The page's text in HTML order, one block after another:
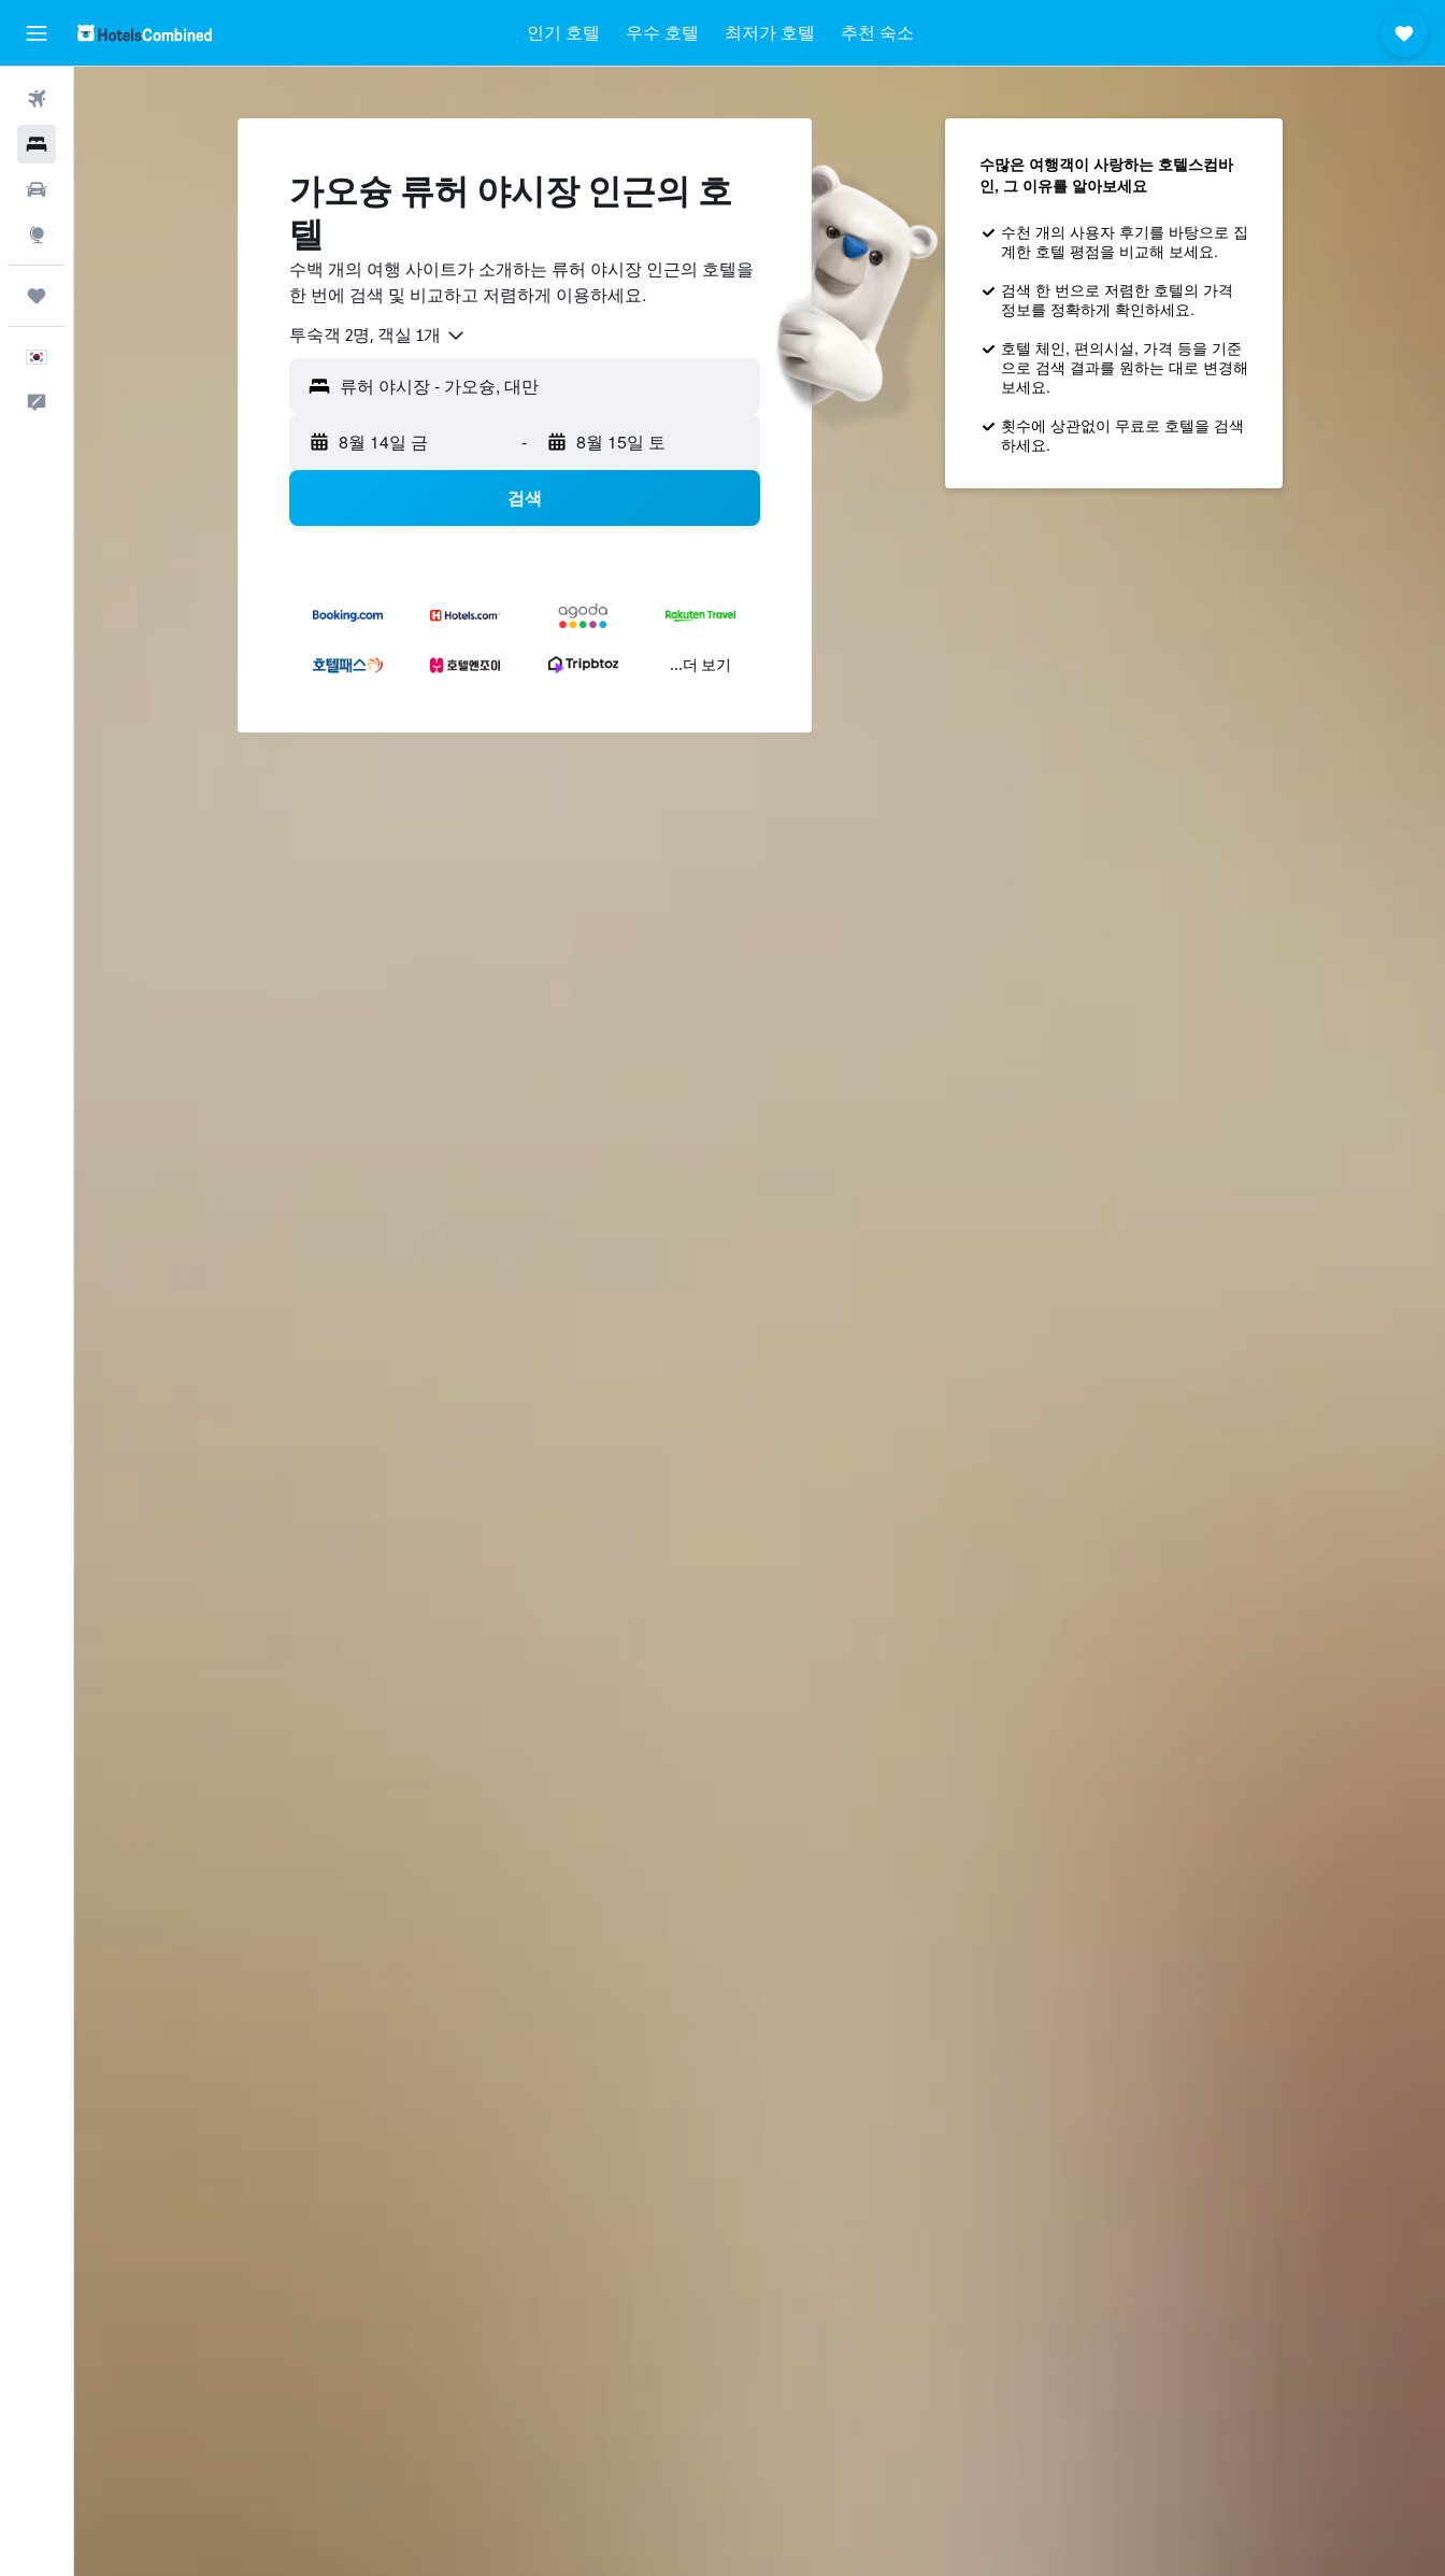
인기 호텔 우수 호텔 최저가 호텔 추천 숙소
가오슝 류허 야시장 ​인근의 호
텔
수백 개의 여행 사이트가 소개하는 류허 야시장 인근의 호텔을
한 번에 검색 및 비교하고 저렴하게 이용하세요.
​투숙객 2​명, ​객실 1개
8월 14일 금 - 8월 15일 토
검색
...더 보기
수많은 여행객이 사랑하는 호텔스컴바
인, 그 이유를 알아보세요
수천 개의 사용자 후기를 바탕으로 집
계한 호텔 평점을 비교해 보세요.
검색 한 번으로 저렴한 호텔의 가격
정보를 정확하게 확인하세요.
호텔 체인, 편의시설, 가격 등을 기준
으로 검색 결과를 원하는 대로 변경해
보세요.
횟수에 상관없이 무료로 호텔을 검색
하세요.